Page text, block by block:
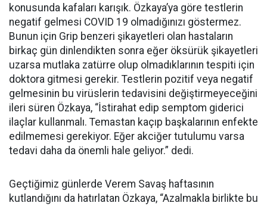
konusunda kafaları karışık. Özkaya’ya göre testlerin
negatif gelmesi COVID 19 olmadığınızı göstermez.
Bunun için Grip benzeri şikayetleri olan hastaların
birkaç gün dinlendikten sonra eğer öksürük şikayetleri
uzarsa mutlaka zatürre olup olmadıklarının tespiti için
doktora gitmesi gerekir. Testlerin pozitif veya negatif
gelmesinin bu virüslerin tedavisini değiştirmeyeceğini
ileri süren Özkaya, “İstirahat edip semptom giderici
ilaçlar kullanmalı. Temastan kaçıp başkalarının enfekte
edilmemesi gerekiyor. Eğer akciğer tutulumu varsa
tedavi daha da önemli hale geliyor.” dedi.
Geçtiğimiz günlerde Verem Savaş haftasının
kutlandığını da hatırlatan Özkaya, “Azalmakla birlikte bu